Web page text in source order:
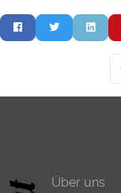
Über uns